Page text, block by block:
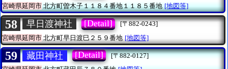
宮崎県延岡市北方町曽木子１１８４番地１１８５番地 [地図等]
58 早日渡神社 [Detail]
[〒882-0243]
宮崎県延岡市 北方町早日渡巳２５９番地 [地図等]
59 藏田神社 [Detail]
[〒882-0127]